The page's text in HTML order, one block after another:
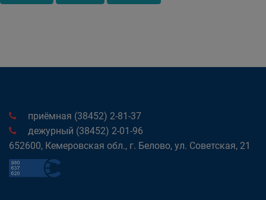
приёмная (38452) 2-81-37
дежурный (38452) 2-01-96
652600, Кемеровская обл., г. Белово, ул. Советская, 21